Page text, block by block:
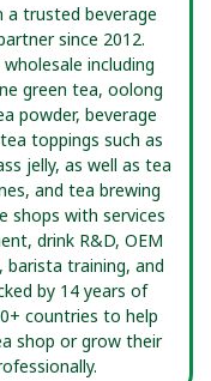
a trusted beverage
since 2012.
including
green tea, oolong
powder, beverage
toppings such as
jelly, as well as tea
and tea brewing
shops with services
drink R&D, OEM
barista training, and
by 14 years of
countries to help
shop or grow their